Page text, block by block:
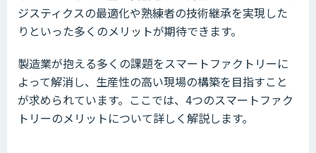
ジスティクスの最適化や熟練者の技術継承を実現した
りといった多くのメリットが期待できます。
製造業が抱える多くの課題をスマートファクトリーに
よって解消し、生産性の高い現場の構築を目指すこと
が求められています。ここでは、4つのスマートファク
トリーのメリットについて詳しく解説します。